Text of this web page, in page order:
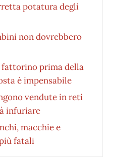
potatura degli
non dovrebbero
fattorino prima della
è impensabile
vendute in reti
infuriare
macchie e
fatali